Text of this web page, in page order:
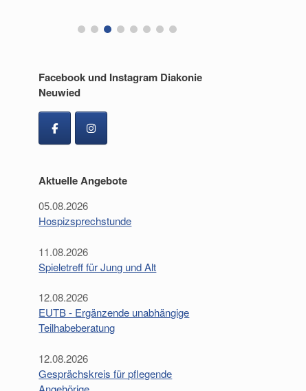
Facebook und Instagram Diakonie
Neuwied
Aktuelle Angebote
05.08.2026
Hospizsprechstunde
11.08.2026
Spieletreff für Jung und Alt
12.08.2026
EUTB - Ergänzende unabhängige
Teilhabeberatung
12.08.2026
Gesprächskreis für pflegende